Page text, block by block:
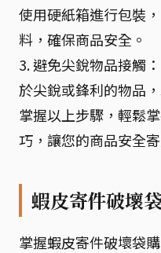
使用硬紙箱進行包裝
料，確保商品安全。
3. 避免尖銳物品接觸
於尖銳或鋒利的物品
掌握以上步驟，輕鬆
巧，讓您的商品安全
蝦皮寄件破壞
掌握蝦皮寄件破壞袋